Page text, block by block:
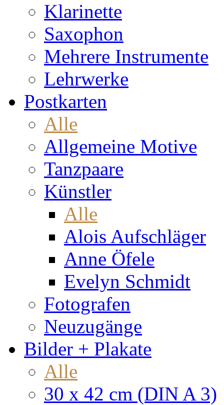
Klarinette
Saxophon
Mehrere Instrumente
Lehrwerke
Postkarten
Alle
Allgemeine Motive
Tanzpaare
Künstler
Alle
Alois Aufschläger
Anne Öfele
Evelyn Schmidt
Fotografen
Neuzugänge
Bilder + Plakate
Alle
30 x 42 cm (DIN A 3)